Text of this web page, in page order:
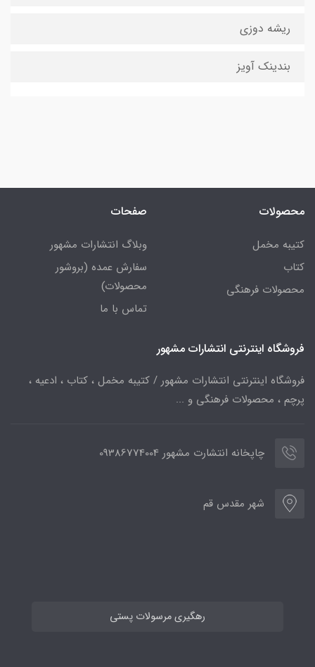
ریشه دوزی
بندینک آویز
محصولات
کتیبه مخمل
کتاب
محصولات فرهنگی
صفحات
وبلاگ انتشارات مشهور
سفارش عمده (بروشور
محصولات)
تماس با ما
فروشگاه اینترنتی انتشارات مشهور
فروشگاه اینترنتی انتشارات مشهور / کتیبه مخمل ، کتاب ، ادعیه ،
پرچم ، محصولات فرهنگی و ...
چاپخانه انتشارت مشهور 09386774004
شهر مقدس قم
رهگیری مرسولات پستی